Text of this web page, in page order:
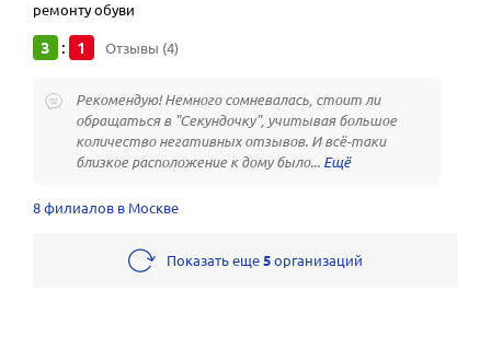
ремонту обуви
3 : 1 Отзывы (4)
Рекомендую! Немного сомневалась, стоит ли
обращаться в "Секундочку", учитывая большое
количество негативных отзывов. И всё-таки
близкое расположение к дому было...
8 филиалов в Москве
Показать еще5организаций